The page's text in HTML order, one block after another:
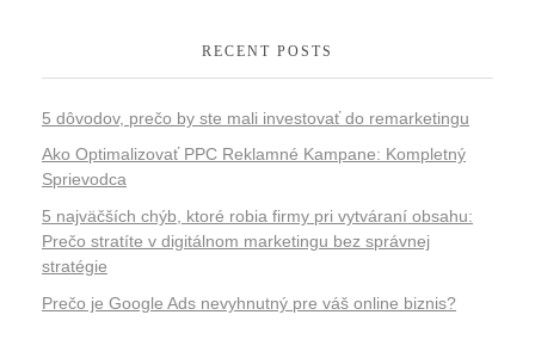
RECENT POSTS
5 dôvodov, prečo by ste mali investovať do remarketingu
Ako Optimalizovať PPC Reklamné Kampane: Kompletný
Sprievodca
5 najväčších chýb, ktoré robia firmy pri vytváraní obsahu:
Prečo stratíte v digitálnom marketingu bez správnej
stratégie
Prečo je Google Ads nevyhnutný pre váš online biznis?